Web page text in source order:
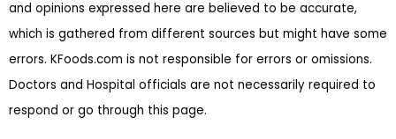
and opinions expressed here are believed to be accurate,
which is gathered from different sources but might have some
errors. KFoods.com is not responsible for errors or omissions.
Doctors and Hospital officials are not necessarily required to
respond or go through this page.